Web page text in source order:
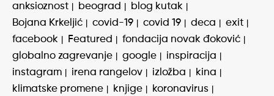
anksioznost beograd
blog kutak
Bojana Krkeljić
covid-19 covid 19 deca
exit
facebook
Featured
fondacija novak đoković
globalno zagrevanje
google
inspiracija
instagram
irena rangelov izložba
kina
klimatske promene
knjige
koronavirus